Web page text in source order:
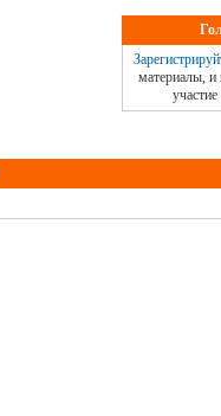
материалы, и